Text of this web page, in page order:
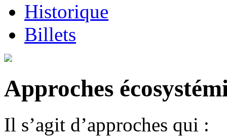
Historique
Billets
Approches
Il s’agit d’approches qui :